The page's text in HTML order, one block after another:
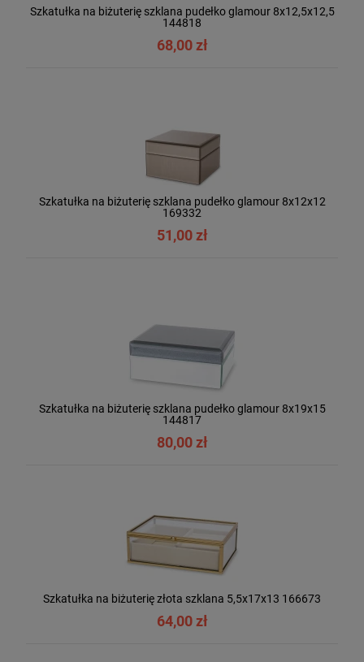
Szkatułka na biżuterię szklana pudełko glamour 8x12,5x12,5
144818
68,00 zł
Szkatułka na biżuterię szklana pudełko glamour 8x12x12
169332
51,00 zł
Szkatułka na biżuterię szklana pudełko glamour 8x19x15
144817
80,00 zł
Szkatułka na biżuterię złota szklana 5,5x17x13 166673
64,00 zł